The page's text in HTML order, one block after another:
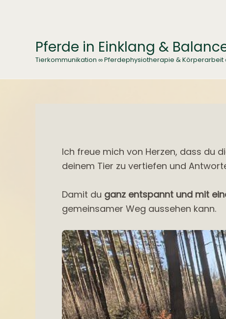
Pferde in Einklang &
Tierkommunikation ∞ Pferdephysiotherapie &
Ich freue mich von Herzen, dass du
deinem Tier zu vertiefen und
Damit du ganz entspannt und mit
gemeinsamer Weg aussehen kann.